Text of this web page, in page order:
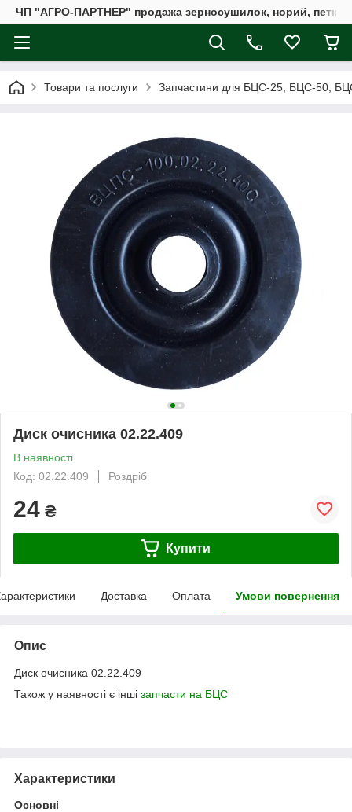
ЧП "АГРО-ПАРТНЕР" продажа зерносушилок, норий,
Товари та послуги Запчастини для БЦС-25, БЦС-50,
Диск очисника 02.22.409
В наявності
Код: 02.22.409
Роздріб
24 ₴
Купити
Доставка Оплата Умови повернення
Опис
Диск очисника 02.22.409
Також у наявності є інші запчасти на БЦС
Характеристики
Основні